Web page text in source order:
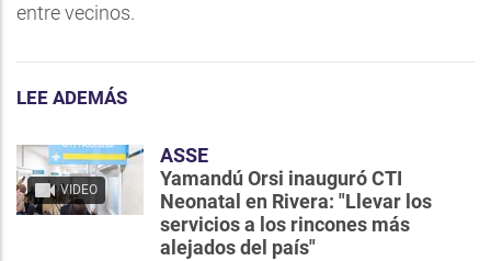
entre vecinos.
LEE ADEMÁS
VIDEO
ASSE
Yamandú Orsi inauguró CTI
Neonatal en Rivera: "Llevar los
servicios a los rincones más
alejados del país"